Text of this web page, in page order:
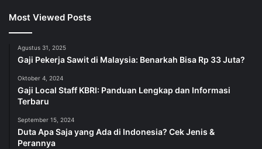
Most Viewed Posts
Agustus 31, 2025
Gaji Pekerja Sawit di Malaysia: Benarkah Bisa Rp 33 Juta?
Oktober 4, 2024
Gaji Local Staff KBRI: Panduan Lengkap dan Informasi
Terbaru
September 15, 2024
Duta Apa Saja yang Ada di Indonesia? Cek Jenis &
Perannya